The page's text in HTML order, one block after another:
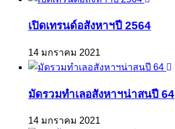
เปิดเทรนด์อสังหาฯปี 2564
14 มกราคม 2021
มัดรวมทำเลอสังหาฯน่าสนปี 64
14 มกราคม 2021